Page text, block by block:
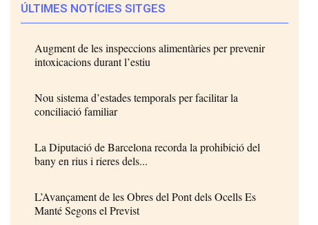
ÚLTIMES NOTÍCIES SITGES
Augment de les inspeccions alimentàries per prevenir
intoxicacions durant l’estiu
Nou sistema d’estades temporals per facilitar la
conciliació familiar
La Diputació de Barcelona recorda la prohibició del
bany en rius i rieres dels...
L’Avançament de les Obres del Pont dels Ocells Es
Manté Segons el Previst